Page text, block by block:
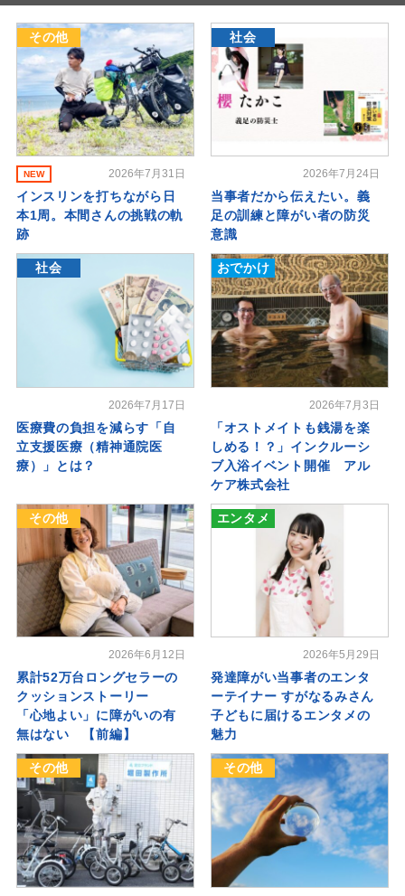
その他
NEW 2026年7月31日
インスリンを打ちながら日
本1周。本間さんの挑戦の軌
跡
社会
2026年7月24日
当事者だから伝えたい。義
足の訓練と障がい者の防災
意識
社会
2026年7月17日
医療費の負担を減らす「自
立支援医療（精神通院医
療）」とは？
おでかけ
2026年7月3日
「オストメイトも銭湯を楽
しめる！？」インクルーシ
ブ入浴イベント開催 アル
ケア株式会社
その他
2026年6月12日
累計52万台ロングセラーの
クッションストーリー
「心地よい」に障がいの有
無はない 【前編】
エンタメ
2026年5月29日
発達障がい当事者のエンタ
ーテイナー すがなるみさん
子どもに届けるエンタメの
魅力
その他 その他